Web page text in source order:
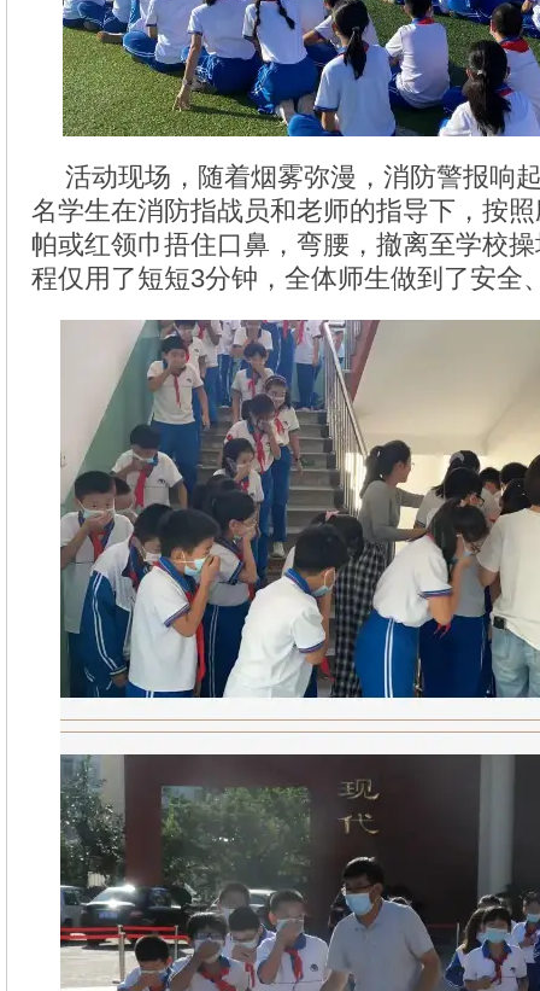
活动现场，随着烟雾弥漫，消防警报响
名学生在消防指战员和老师的指导下，按
帕或红领巾捂住口鼻，弯腰，撤离至学校
程仅用了短短3分钟，全体师生做到了安全